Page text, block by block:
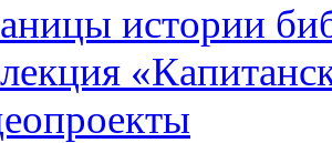
истории